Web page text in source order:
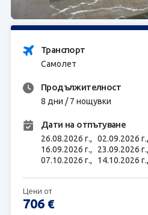
Транспорт
Самолет
Продължителност
8 дни / 7 нощувки
Дати на отпътуване
26.08.2026 г., 02.09.2026
16.09.2026 г., 23.09.2026
07.10.2026 г., 14.10.2026
Цени от
706 €